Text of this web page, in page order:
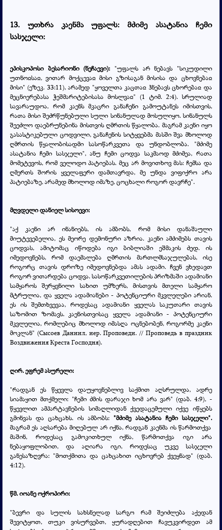
13. უთხრა კაენმა უფალს: მძიმე ასატანია ჩემი
სასჯელი:
ეპისკოპოსი ბესარიონი (ნეჩაევი): "უფალს არ ნებავს "სიკუდილი
უთნოჲსაჲ, ვითარ მოქცევაჲ მისი გზისაგან მისისა და ცხოვნებაჲ
მისი" (ეზეკ. 33:11), არამედ "ყოველთა კაცთაჲ ჰნებავს ცხორებაჲ და
მეცნიერებასა ჭეშმარიტებისასა მოსლვაჲ" (1 ტიმ. 2:4). სრულიად
სავარაუდოა, რომ კაენს მკაცრი განაჩენი გამოუტანეს იმისთვის,
რათა მისი შეძრწუნებული სული სინანულად მოსულიყო. სინანულს
შეეძლო დაებრუნებინა მისთვის ღმრთის წყალობა. მაგრამ კაენი იყო
გასასტიკებული ცოდვილი, განაჩენის სიტყვებმა მასში შვა მხოლოდ
ღმრთის წყალობისადმი სასოწარკვეთა და უნდობლობა. "მძიმე
ასატანია ჩემი სასჯელი",ანუ ჩემი ცოდვა საკმაოდ მძიმეა, რათა
მომეტევოს, რომ ველოდო პატიებას. მეც არ მოვითხოვ მას: ჩემსა და
ღმერთს შორის ყველაფერი დამთავრდა, მე უნდა ვიფიქრო არა
პატიებაზე, არამედ მხოლოდ იმაზე, ცოცხალი როგორ დავრჩე".
მღვდელი დანიელ სისოევი:
"აქ კაენი არ ინანიებს, ის ამბობს, რომ მისი დანაშაული
მიუტევებელია, ეს მეორე დემონური აზრია. კაენი ამძიმებს თავის
ცოდვას, ამიტომაც იწოდება იგი ბიბლიაში ეშმაკის ძედ. ის
იმედოვნებს, რომ დაემალება ღმრთის მართლმსაჯულებას, ისე
როგორც თავის დროზე იმედოვნებდა ამას ადამი. ჩვენ ვხედავთ
როგორ ვითარდება ცოდვა. სასოწარკვეთილების პრიზმაში ადამიანი
სამყაროს შერყვნილი სახით უმზერს, მისთვის მთელი სამყარო
მტრულია, და ყველა ადამიანები - პოტენციური მკვლელები არიან.
ეს ის შემთხვევაა, როდესაც ადამიანი ყველას საკუთარი თავის
საზომით ზომავს. კაენისთვისაც ყველა ადამიანი - პოტენციური
მკვლელია, რომლებიც მხოლოდ იმასღა ოცნებობენ, როგორმე კაენი
მოკლან" (Сысоев Даниил, иер. Проповеди. // Проповедь в праздник
Воздвижения Креста Господня).
ღირ. ეფრემ ასურელი:
"რადგან ეს წყევლა დაუყოვნებლივ საქმით აღსრულდა, ადრე
სიამაყით მთქმელი: "ჩემი ძმის დარაჯი ხომ არა ვარ" (დაბ. 4:9), -
წყევლით ამპარტავნების სიმაღლიდან ქვედაცემული იქვე იწყებს
გმინვას და ცახცახს. ის ამბობს: "მძიმე ასატანია ჩემი სასჯელი".
მაგრამ ეს აღსარება მიღებულ არ იქნა, რადგან კაენმა ის წარმოთქვა
მაშინ, როდესაც გამოკითხულ იქნა, წარმოთქვა იგი არა
ნებაყოფლობით, და აღიარა იგი, როდესაც უკვე სასჯელი
განესაზღვრა: "მოთქმითა და ცახცახით იცხოვრებ ქვეყნად" (დაბ.
4:12).
წმ. იოანე ოქროპირი:
"ბევრი და სულის სახსნელად სარგო რამ შეიძლება აქედან
შევიტყოთ, თუკი ვისურვებთ, ყურადღებით ჩავუკვირდეთ ამ